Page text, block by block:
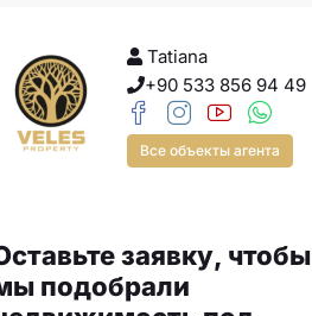
Tatiana
+90 533 856 94 49
Все объекты агента
заявку, чтобы
подобрали